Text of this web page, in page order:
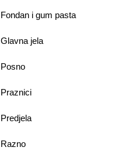
Fondan i gum pasta
Glavna jela
Posno
Praznici
Predjela
Razno